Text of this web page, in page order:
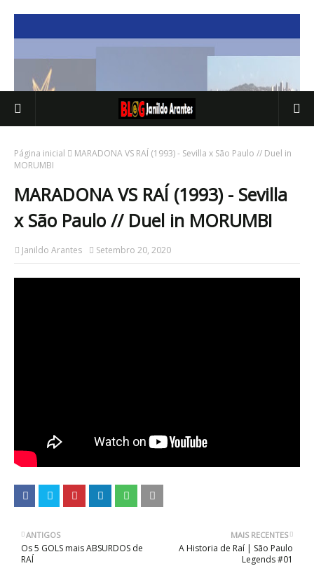
Página inicial
MARADONA VS RAÍ (1993) - Sevilla x São Paulo // Duel in
MORUMBI
MARADONA VS RAÍ (1993) - Sevilla
x São Paulo // Duel in MORUMBI
Janildo Arantes Setembro 20, 2020
MAIS RECENTES
A Historia de Raí | São Paulo
Legends #01
ANTIGOS
Os 5 GOLS mais ABSURDOS de
RAÍ